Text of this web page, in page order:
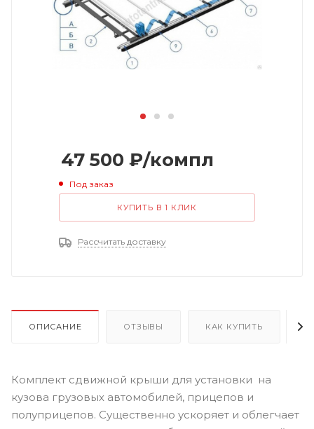
47 500 ₽/компл
Под заказ
КУПИТЬ В 1 КЛИК
Рассчитать доставку
ОПИСАНИЕ ОТЗЫВЫ КАК КУПИТЬ
Комплект сдвижной крыши для установки на
кузова грузовых автомобилей, прицепов и
полуприцепов. Существенно ускоряет и облегчает